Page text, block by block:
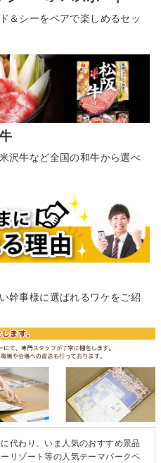
＆シーをペアで楽しめるセッ
沢牛など全国の和牛から選べ
幹事様に選ばれるワケをご紹
代わり、いま人気のおすすめ景品
リゾート等の人気テーマパークペ